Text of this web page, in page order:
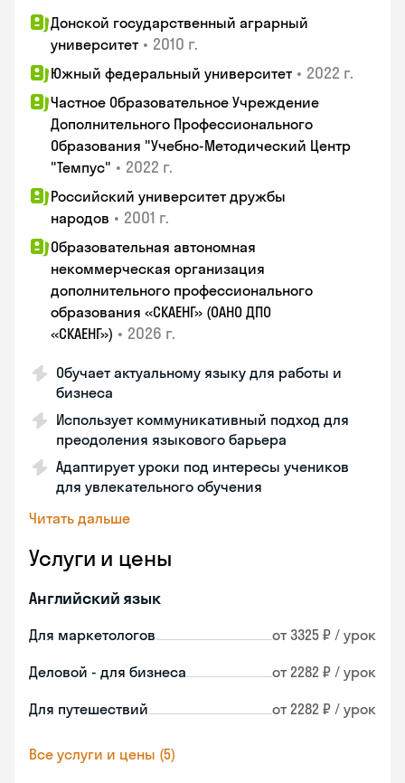
Донской государственный аграрный
университет • 2010 г.
Южный федеральный университет • 2022 г.
Частное Образовательное Учреждение
Дополнительного Профессионального
Образования "Учебно-Методический Центр
"Темпус" • 2022 г.
Российский университет дружбы
народов • 2001 г.
Образовательная автономная
некоммерческая организация
дополнительного профессионального
образования «СКАЕНГ» (ОАНО ДПО
«СКАЕНГ») • 2026 г.
Обучает актуальному языку для работы и
бизнеса
Использует коммуникативный подход для
преодоления языкового барьера
Адаптирует уроки под интересы учеников
для увлекательного обучения
Читать дальше
Услуги и цены
Английский язык
Для маркетологов от 3325 ₽ / урок
Деловой - для бизнеса от 2282 ₽ / урок
Для путешествий от 2282 ₽ / урок
Все услуги и цены (5)